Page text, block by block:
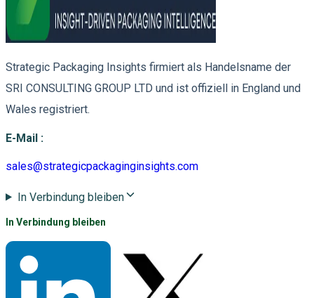
Strategic Packaging Insights firmiert als Handelsname der
SRI CONSULTING GROUP LTD und ist offiziell in England und
Wales registriert.
E-Mail :
sales@strategicpackaginginsights.com
In Verbindung bleiben
In Verbindung bleiben